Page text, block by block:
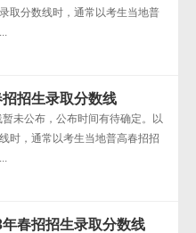
取分数线时，通常以考生当地普
招生录取分数线
未公布，公布时间有待确定。以
时，通常以考生当地普高春招招
春招招生录取分数线